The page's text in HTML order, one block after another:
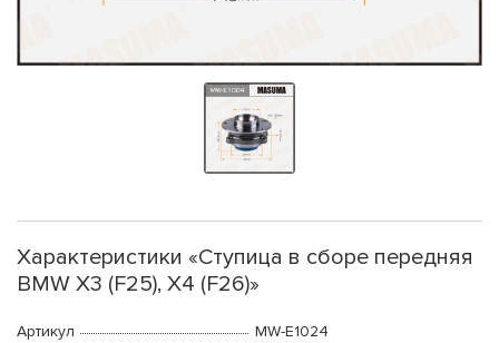
Характеристики «Ступица в сборе передняя
BMW X3 (F25), X4 (F26)»
Артикул
MW-E1024